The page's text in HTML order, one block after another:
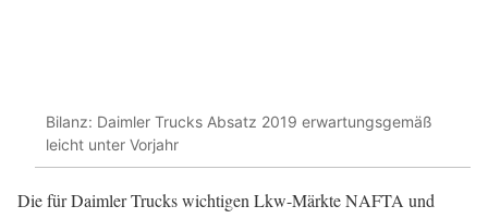
Bilanz: Daimler Trucks Absatz 2019 erwartungsgemäß
leicht unter Vorjahr
Die für Daimler Trucks wichtigen Lkw-Märkte NAFTA und